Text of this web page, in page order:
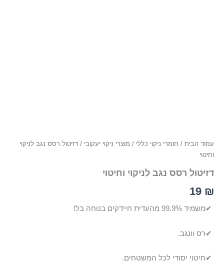
עמוד הבית / חומרי ניקוי כללי / מוצרי ניקוי יעקובי / דזיטול רסס נגב לניקוי
וחיטוי
דזיטול רסס נגב לניקוי וחיטוי
19 ₪
✔משמיד 99.9% מהעדית חיידקים בנוחה בל!
✔רס וונגב.
✔חיטוי יסודי לכל המשטחים.